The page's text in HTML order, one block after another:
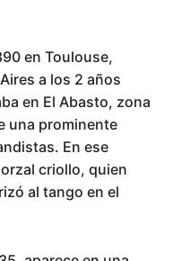
en Toulouse,
a los 2 años
en El Abasto, zona
una prominente
En ese
criollo, quien
al tango en el